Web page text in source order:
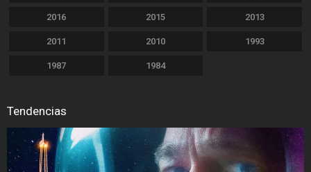
2016 2015 2013
2011 2010 1993
1987 1984
Tendencias